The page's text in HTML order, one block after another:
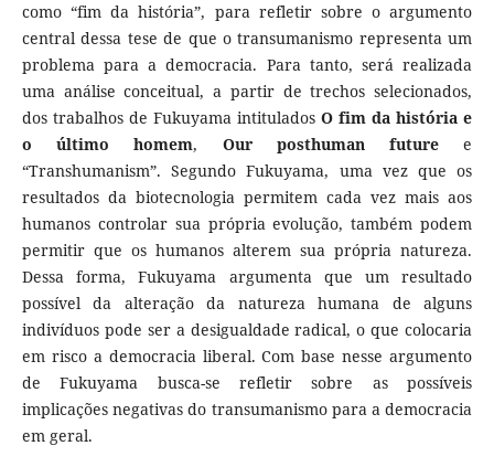
como “fim da história”, para refletir sobre o argumento
central dessa tese de que o transumanismo representa um
problema para a democracia. Para tanto, será realizada
uma análise conceitual, a partir de trechos selecionados,
dos trabalhos de Fukuyama intituladosO fim da história e
o último homem, Our posthuman futuree
“Transhumanism”. Segundo Fukuyama, uma vez que os
resultados da biotecnologia permitem cada vez mais aos
humanos controlar sua própria evolução, também podem
permitir que os humanos alterem sua própria natureza.
Dessa forma, Fukuyama argumenta que um resultado
possível da alteração da natureza humana de alguns
indivíduos pode ser a desigualdade radical, o que colocaria
em risco a democracia liberal. Com base nesse argumento
de Fukuyama busca-se refletir sobre as possíveis
implicações negativas do transumanismo para a democracia
em geral.